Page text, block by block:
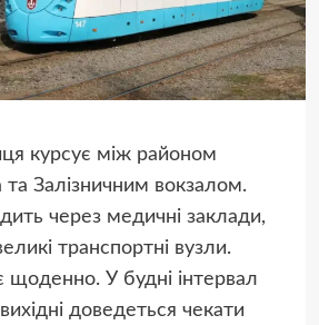
курсує між районом
Залізничним вокзалом.
через медичні заклади,
транспортні вузли.
щоденно. У будні інтервал
доведеться чекати